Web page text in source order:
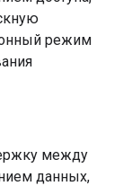
режим
между
данных,